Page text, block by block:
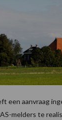
een aanvraag
melders te